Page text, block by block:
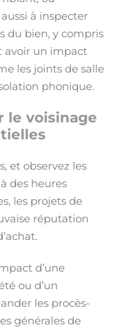
à inspecter
du bien, y compris
avoir un impact
les joints de salle
phonique.
le voisinage
et observez les
des heures
les projets de
réputation
d’une
ou d’un
les procès-
générales de